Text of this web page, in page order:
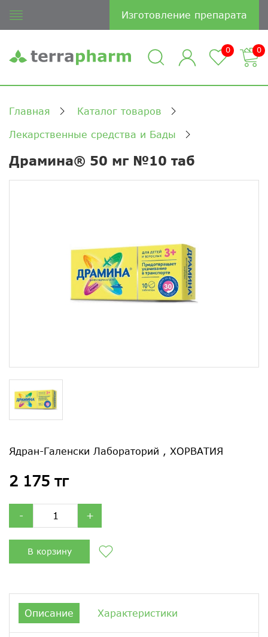
Изготовление препарата
0 0
Главная Каталог товаров
Лекарственные средства и Бады
Драмина® 50 мг №10 таб
Ядран-Галенски Лабораторий , ХОРВАТИЯ
2 175 тг
- +
В корзину
Описание Характеристики